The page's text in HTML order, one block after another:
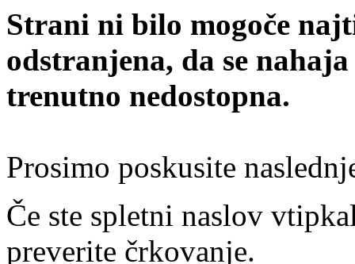
Strani ni bilo mogoče
odstranjena, da se
trenutno nedostopna.
Prosimo poskusite
Če ste spletni naslov
preverite črkovanje.